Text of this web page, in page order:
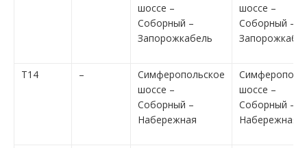
шоссе –
Соборный –
Запорожкабель
шоссе –
Соборный –
Т14 –
Симферопольское
шоссе –
Соборный –
Набережная
шоссе –
Соборный –
Набережная